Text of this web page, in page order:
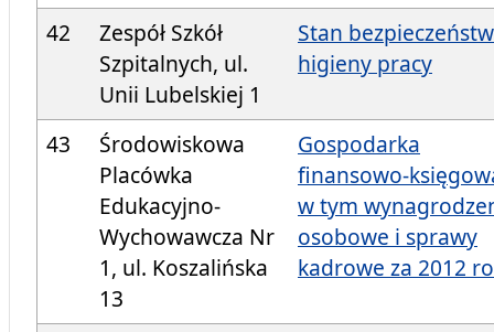
42
Zespół Szkół
Szpitalnych, ul.
Unii Lubelskiej 1
Stan
higieny pracy
43
Środowiskowa
Placówka
Edukacyjno-
Wychowawcza Nr
1, ul. Koszalińska
13
Gospodarka
finansowo-
w tym
osobowe i sprawy
kadrowe za 2012